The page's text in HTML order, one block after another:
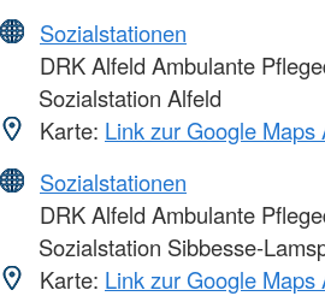
Sozialstationen
DRK Alfeld Ambulante
Sozialstation Alfeld
Karte: Link zur Google Maps
Sozialstationen
DRK Alfeld Ambulante
Sozialstation Sibbesse-
Karte: Link zur Google Maps